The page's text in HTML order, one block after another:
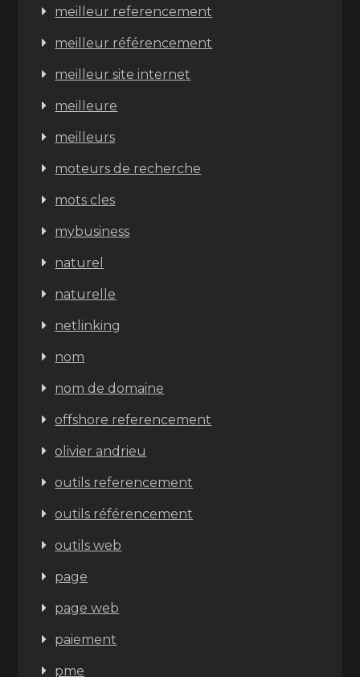
meilleur referencement
meilleur référencement
meilleur site internet
meilleure
meilleurs
moteurs de recherche
mots cles
mybusiness
naturel
naturelle
netlinking
nom
nom de domaine
offshore referencement
olivier andrieu
outils referencement
outils référencement
outils web
page
page web
paiement
pme